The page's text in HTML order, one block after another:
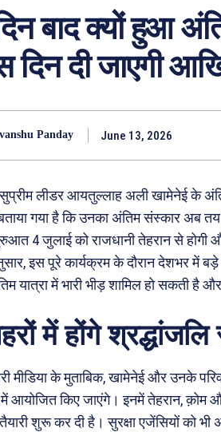
बाद क्यों हुआ
दिन दी जाएगी
Panday June 13, 2026
सुप्रीम लीडर आयतुल्लाह अली खामेनेई के
गया है कि उनका अंतिम संस्कार अब
4 जुलाई को राजधानी तेहरान से होगी
इस पूरे कार्यक्रम के दौरान देशभर में
यात्रा में भारी भीड़ शामिल हो सकती है
में होंगे श्रद्धांजलि
मीडिया के मुताबिक, खामेनेई और उनके
आयोजित किए जाएंगे। इनमें तेहरान,
शुरू कर दी है। सुरक्षा एजेंसियों को भी